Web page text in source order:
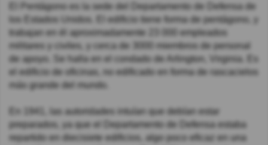
El Pentágono es la sede del Departamento de Defensa de
los Estados Unidos. El edificio tiene forma de pentágono, y
trabajan en él aproximadamente 23 000 empleados
militares y civiles,​ y cerca de 3000 miembros de personal
de apoyo. Se halla en el condado de Arlington, Virginia. Es
el edificio de oficinas, no edificado en forma de rascacielos
más grande del mundo.
En 1941, las autoridades intuían que debían estar
preparados, ya que el Departamento de Defensa estaba
repartido en diecisiete edificios, algo poco eficaz en una